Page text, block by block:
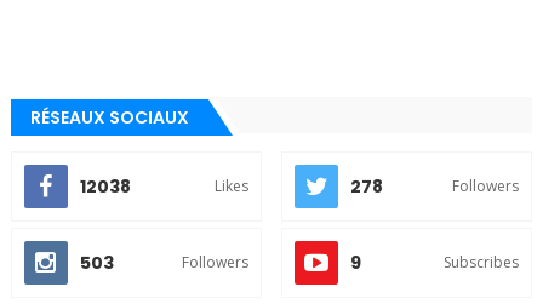
RÉSEAUX SOCIAUX
12038 Likes 278 Followers
503 Followers 9 Subscribes